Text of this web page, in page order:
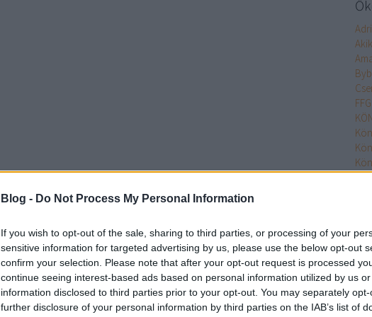
Blog - Do Not Process My Personal Information
If you wish to opt-out of the sale, sharing to third parties, or processing of your
sensitive information for targeted advertising by us, please use the below opt-out
confirm your selection. Please note that after your opt-out request is processed
continue seeing interest-based ads based on personal information utilized by us
information disclosed to third parties prior to your opt-out. You may separately
further disclosure of your personal information by third parties on the IAB’s list of